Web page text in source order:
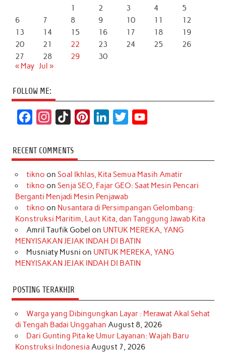
1 2 3 4
5
6
7 8 9 10 11
12
13
14 15 16 17 18
19
20
21 22 23 24 25
26
27
28 29
30
« May Jul »
FOLLOW ME:
c
e
b
o
k
s
t
a
r
a
m
k
T
o
k
t
e
r
e
s
t
k
e
d
I
n
t
t
r
T
u
e
RECENT COMMENTS
tikno on Soal Ikhlas, Kita Semua Masih Amatir
tikno on Senja SEO, Fajar GEO: Saat Mesin Pencari
Berganti Menjadi Mesin Penjawab
tikno on Nusantara di Persimpangan Gelombang:
Konstruksi Maritim, Laut Kita, dan Tanggung Jawab Kita
Amril Taufik Gobel on UNTUK MEREKA, YANG
MENYISAKAN JEJAK INDAH DI BATIN
Musniaty Musni on UNTUK MEREKA, YANG
MENYISAKAN JEJAK INDAH DI BATIN
POSTING TERAKHIR
Warga yang Dibingungkan Layar : Merawat Akal Sehat
di Tengah Badai Unggahan August 8, 2026
Dari Gunting Pita ke Umur Layanan: Wajah Baru
Konstruksi Indonesia August 7, 2026